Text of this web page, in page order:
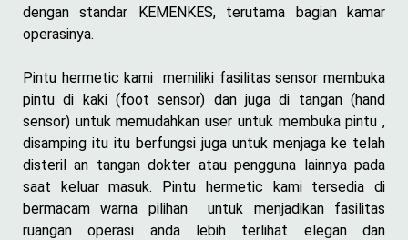
dengan standar KEMENKES, terutama bagian kamar
operasinya.
Pintu hermetic kami memiliki fasilitas sensor membuka
pintu di kaki (foot sensor) dan juga di tangan (hand
sensor) untuk memudahkan user untuk membuka pintu ,
disamping itu itu berfungsi juga untuk menjaga ke telah
disteril an tangan dokter atau pengguna lainnya pada
saat keluar masuk. Pintu hermetic kami tersedia di
bermacam warna pilihan untuk menjadikan fasilitas
ruangan operasi anda lebih terlihat elegan dan